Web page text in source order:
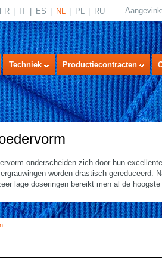
FR IT ES NL PL RU
Techniek Productiecontracten
onderscheiden zich door hun
worden drastisch gereduceerd.
lage doseringen bereikt men al de